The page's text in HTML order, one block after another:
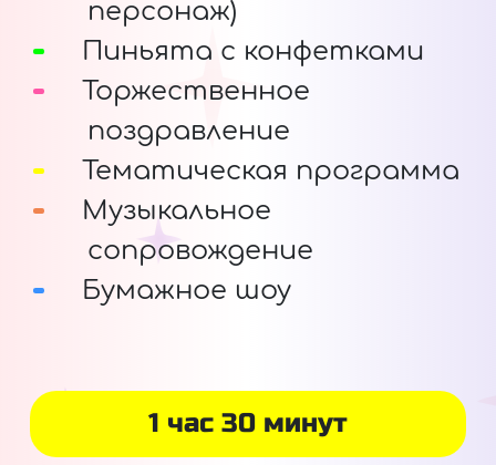
персонаж)
Пиньята с конфетками
Торжественное
поздравление
Тематическая программа
Музыкальное
сопровождение
Бумажное шоу
1 час 30 минут